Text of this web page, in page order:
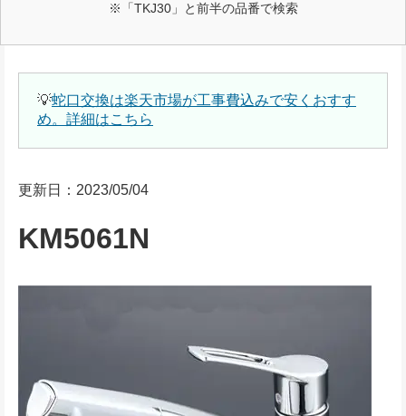
※「TKJ30」と前半の品番で検索
💡蛇口交換は楽天市場が工事費込みで安くおすす
め。詳細はこちら
更新日：2023/05/04
KM5061N